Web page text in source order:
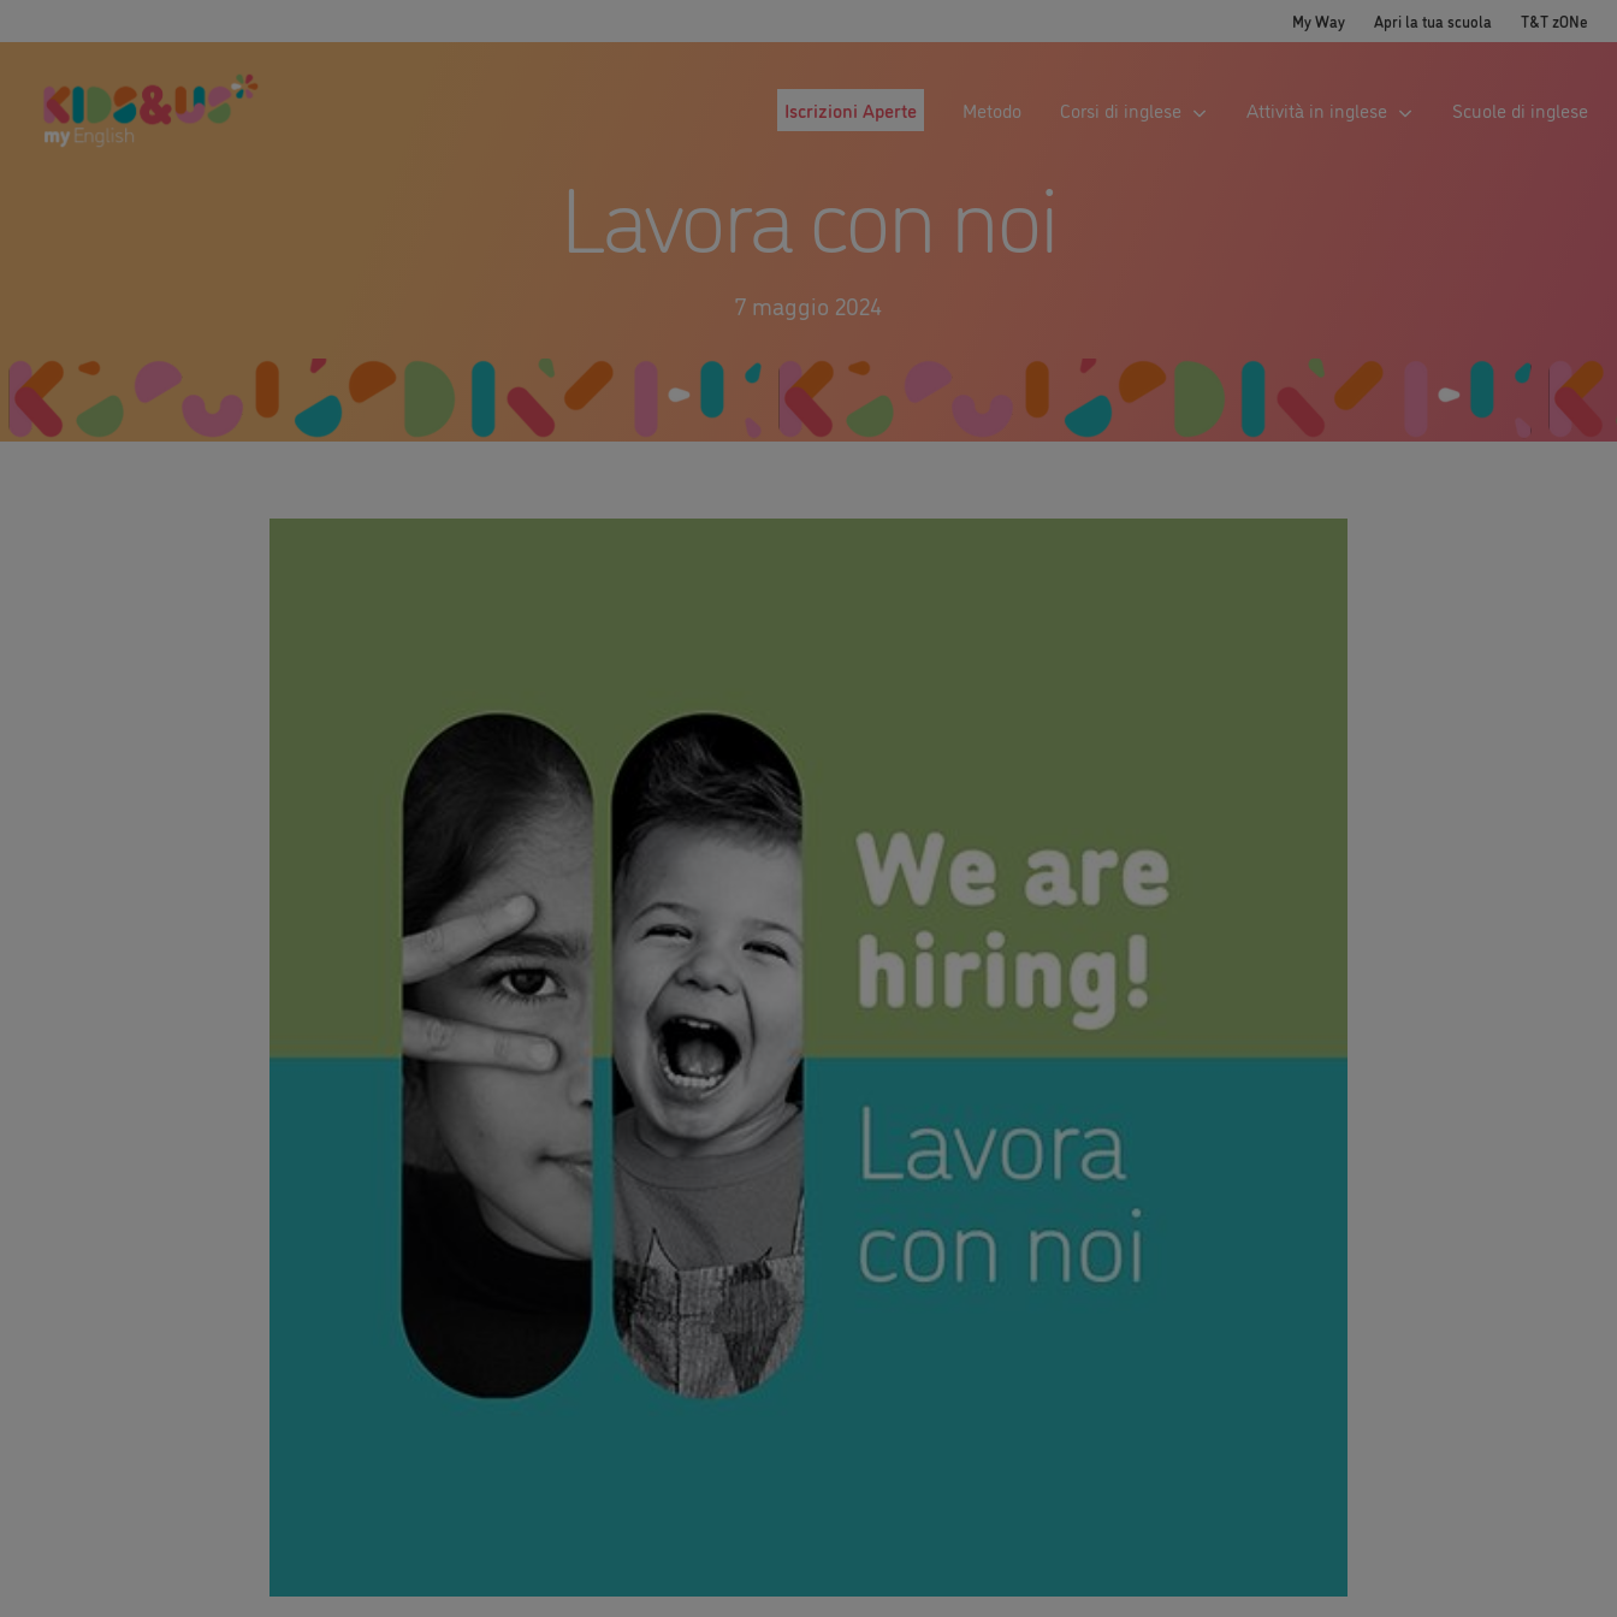
My Way Apri la tua scuola T&T zONe
Iscrizioni Aperte Metodo Corsi di inglese Attività in inglese Scuole di inglese
Lavora con noi
7 maggio 2024